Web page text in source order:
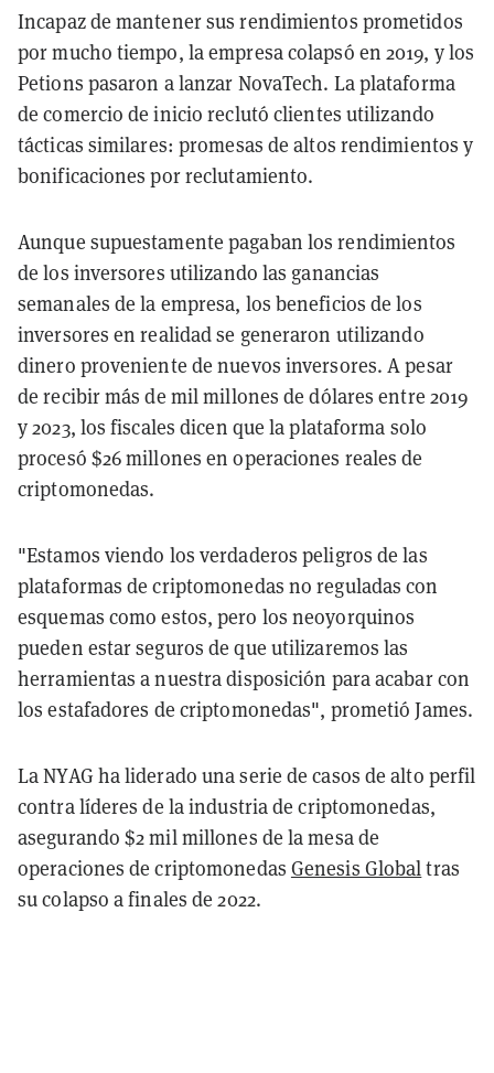
Incapaz de mantener sus rendimientos prometidos
por mucho tiempo, la empresa colapsó en 2019, y los
Petions pasaron a lanzar NovaTech. La plataforma
de comercio de inicio reclutó clientes utilizando
tácticas similares: promesas de altos rendimientos y
bonificaciones por reclutamiento.
Aunque supuestamente pagaban los rendimientos
de los inversores utilizando las ganancias
semanales de la empresa, los beneficios de los
inversores en realidad se generaron utilizando
dinero proveniente de nuevos inversores. A pesar
de recibir más de mil millones de dólares entre 2019
y 2023, los fiscales dicen que la plataforma solo
procesó $26 millones en operaciones reales de
criptomonedas.
"Estamos viendo los verdaderos peligros de las
plataformas de criptomonedas no reguladas con
esquemas como estos, pero los neoyorquinos
pueden estar seguros de que utilizaremos las
herramientas a nuestra disposición para acabar con
los estafadores de criptomonedas", prometió James.
La NYAG ha liderado una serie de casos de alto perfil
contra líderes de la industria de criptomonedas,
asegurando $2 mil millones de la mesa de
operaciones de criptomonedas Genesis Globaltras
su colapso a finales de 2022.